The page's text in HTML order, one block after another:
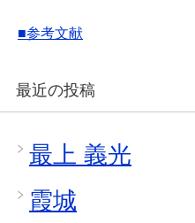
■参考文献
最近の投稿
最上 義光
霞城